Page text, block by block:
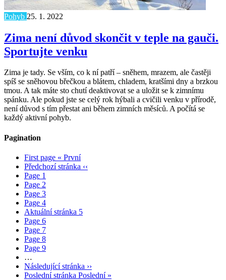
Pohyb 25. 1. 2022
Zima není důvod skončit v teple na gauči.
Sportujte venku
Zima je tady. Se vším, co k ní patří – sněhem, mrazem, ale častěji
spíš se sněhovou břečkou a blátem, chladem, kratšími dny a brzkou
tmou. A tak máte sto chutí deaktivovat se a uložit se k zimnímu
spánku. Ale pokud jste se celý rok hýbali a cvičili venku v přírodě,
není důvod s tím přestat ani během zimních měsíců. A počítá se
každý aktivní pohyb.
Pagination
First page « První
Předchozí stránka ‹‹
Page 1
Page 2
Page 3
Page 4
Aktuální stránka 5
Page 6
Page 7
Page 8
Page 9
…
Následující stránka ››
Poslední stránka Poslední »